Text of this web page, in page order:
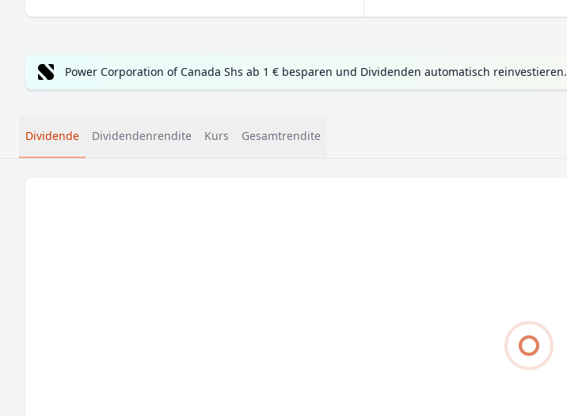
Power Corporation of Canada Shs ab 1 € besparen und Dividenden automatisch reinvestieren.
Dividende Dividendenrendite Kurs Gesamtrendite